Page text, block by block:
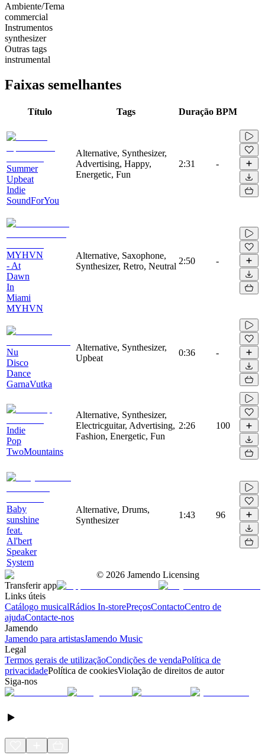
Ambiente/Tema
commercial
Instrumentos
synthesizer
Outras tags
instrumental
Faixas semelhantes
Título Tags Duração BPM
Summer
Upbeat
Indie
SoundForYou
Alternative, Synthesizer,
Advertising, Happy,
Energetic, Fun
2:31 -
MYHVN
- At
Dawn
In
Miami
MYHVN
Alternative, Saxophone,
Synthesizer, Retro, Neutral
2:50 -
Nu
Disco
Dance
GarnaVutka
Alternative, Synthesizer,
Upbeat
0:36 -
Indie
Pop
TwoMountains
Alternative, Synthesizer,
Electricguitar, Advertising,
Fashion, Energetic, Fun
2:26 100
Baby
sunshine
feat.
Al'bert
Speaker
System
Alternative, Drums,
Synthesizer
1:43 96
© 2026 Jamendo Licensing
Transferir app
Links úteis
Catálogo musicalRádios In-storePreçosContactoCentro de
ajudaContacte-nos
Jamendo
Jamendo para artistasJamendo Music
Legal
Termos gerais de utilizaçãoCondições de vendaPolítica de
privacidadePolítica de cookiesViolação de direitos de autor
Siga-nos